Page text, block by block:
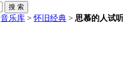
搜 索
音乐库 >怀旧经典 > 思慕的人试